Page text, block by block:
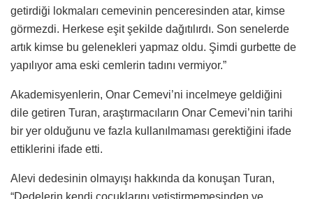
getirdiği lokmaları cemevinin penceresinden atar, kimse
görmezdi. Herkese eşit şekilde dağıtılırdı. Son senelerde
artık kimse bu gelenekleri yapmaz oldu. Şimdi gurbette de
yapılıyor ama eski cemlerin tadını vermiyor.”
Akademisyenlerin, Onar Cemevi’ni incelmeye geldiğini
dile getiren Turan, araştırmacıların Onar Cemevi’nin tarihi
bir yer olduğunu ve fazla kullanılmaması gerektiğini ifade
ettiklerini ifade etti.
Alevi dedesinin olmayışı hakkında da konuşan Turan,
“Dedelerin kendi çocuklarını yetiştirmemesinden ve